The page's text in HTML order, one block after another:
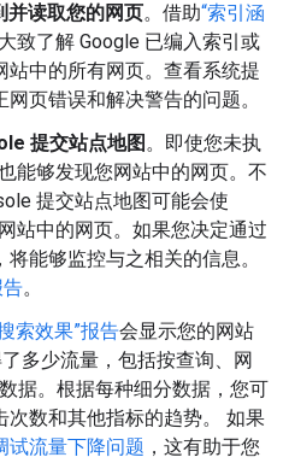
并读取您的网页。借助“索引涵
致了解 Google 已编入索引或
站中的所有网页。查看系统提
页错误和解决警告的问题。
提交站点地图。即使您未执
能够发现您网站中的网页。不
提交站点地图可能会使
站中的网页。如果您决定通过
能够监控与之相关的信息。
告。
索效果”报告会显示您的网站
多少流量，包括按查询、网
据。根据每种细分数据，您可
次数和其他指标的趋势。 如果
试流量下降问题 ，这有助于您